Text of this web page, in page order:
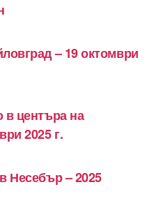
– 19 октомври
в центъра на
2025 г.
Несебър – 2025